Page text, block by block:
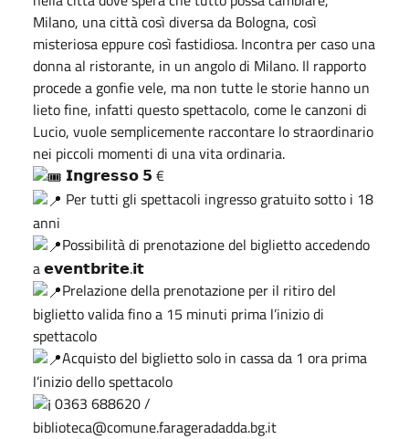
Milano, una città così diversa da Bologna, così
misteriosa eppure così fastidiosa. Incontra per caso una
donna al ristorante, in un angolo di Milano. Il rapporto
procede a gonfie vele, ma non tutte le storie hanno un
lieto fine, infatti questo spettacolo, come le canzoni di
Lucio, vuole semplicemente raccontare lo straordinario
nei piccoli momenti di una vita ordinaria.
𝗜𝗻𝗴𝗿𝗲𝘀𝘀𝗼 𝟱 €
Per tutti gli spettacoli ingresso gratuito sotto i 18
anni
Possibilità di prenotazione del biglietto accedendo
a 𝗲𝘃𝗲𝗻𝘁𝗯𝗿𝗶𝘁𝗲.𝗶𝘁
Prelazione della prenotazione per il ritiro del
biglietto valida fino a 15 minuti prima l’inizio di
spettacolo
Acquisto del biglietto solo in cassa da 1 ora prima
l’inizio dello spettacolo
0363 688620 /
biblioteca@comune.farageradadda.bg.it